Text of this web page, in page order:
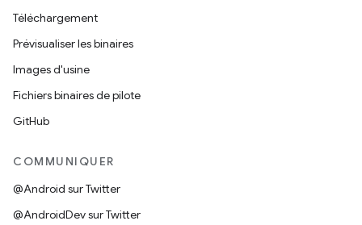
Téléchargement
Prévisualiser les binaires
Images d'usine
Fichiers binaires de pilote
GitHub
COMMUNIQUER
@Android sur Twitter
@AndroidDev sur Twitter